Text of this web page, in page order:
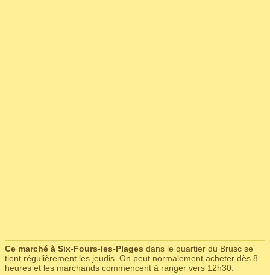
Ce marché à Six-Fours-les-Plages dans le quartier du Brusc se
tient régulièrement les jeudis. On peut normalement acheter dès 8
heures et les marchands commencent à ranger vers 12h30.